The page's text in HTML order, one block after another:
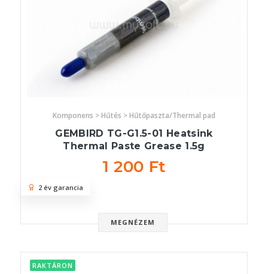
Komponens > Hűtés > Hűtőpaszta/Thermal pad
GEMBIRD TG-G1.5-01 Heatsink
Thermal Paste Grease 1.5g
1 200 Ft
MEGNÉZEM
2 év garancia
RAKTÁRON